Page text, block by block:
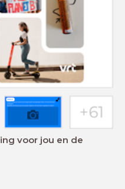
voor jou en de